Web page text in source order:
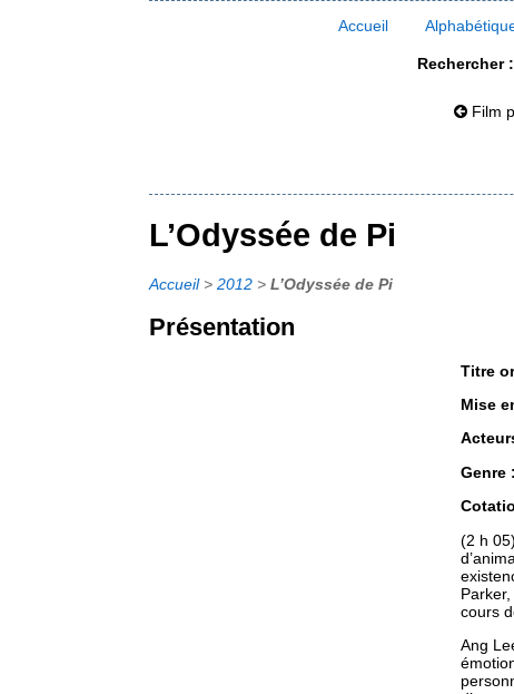
Accueil
Rechercher :
Film
L’Odyssée de Pi
Accueil>2012 >L’Odyssée de Pi
Présentation
Titre
Mise
Genre :
(2 h
cours
Ang